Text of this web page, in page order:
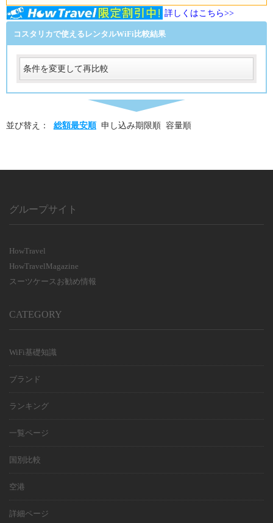
詳しくはこちら>>
コスタリカで使えるレンタルWiFi比較結果
条件を変更して再比較
受取場所
必須
利用日数
利用日数
並び替え： 総額最安順 申し込み期限順 容量順
グループサイト
HowTravel
HowTravelMagazine
スーツケースお勧め情報
CATEGORY
WiFi基礎知識
ブランド
ランキング
一覧ページ
国別比較
空港
詳細ページ